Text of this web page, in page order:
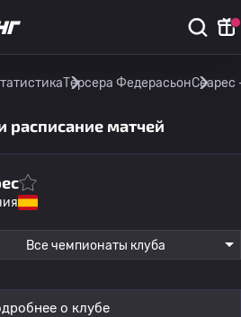
Терсера ФедерасьонСеарес
расписание матчей
Все чемпионаты клуба
о клубе